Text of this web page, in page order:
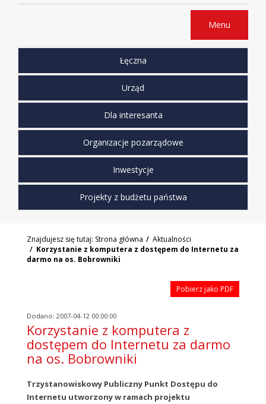
Menu
Łęczna
Urząd
Dla interesanta
Organizacje pozarządowe
Inwestycje
Projekty z budżetu państwa
Znajdujesz się tutaj: Strona główna
Aktualności
Korzystanie z komputera z dostępem do Internetu za
darmo na os. Bobrowniki
Pobierz jako PDF
Dodano: 2007-04-12 00:00:00
Korzystanie z komputera z
dostępem do Internetu za darmo
na os. Bobrowniki
Trzystanowiskowy Publiczny Punkt Dostępu do
Internetu utworzony w ramach projektu